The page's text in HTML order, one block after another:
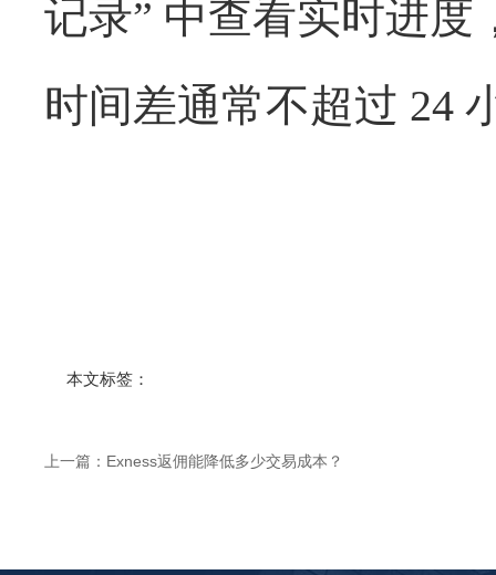
记录” 中查看实时进度
时间差通常不超过 24
本文标签：
上一篇： Exness返佣能降低多少交易成本？